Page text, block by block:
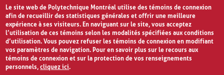
Le site web de Polytechnique Montréal utilise des témoins de connexion
afin de recueillir des statistiques générales et offrir une meilleure
expérience à ses visiteurs. En naviguant sur le site, vous acceptez
l’utilisation de ces témoins selon les modalités spécifiées aux conditions
d’utilisation. Vous pouvez refuser les témoins de connexion en modifiant
vos paramètres de navigation. Pour en savoir plus sur le recours aux
témoins de connexion et sur la protection de vos renseignements
personnels,cliquez ici.